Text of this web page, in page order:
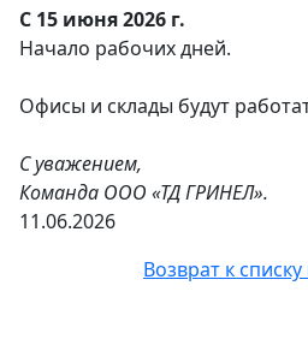
С 15 июня 2026 г.
Начало рабочих дней.
Офисы и склады будут
С уважением,
Команда ООО «ТД ГРИНЕЛ».
11.06.2026
Возврат к